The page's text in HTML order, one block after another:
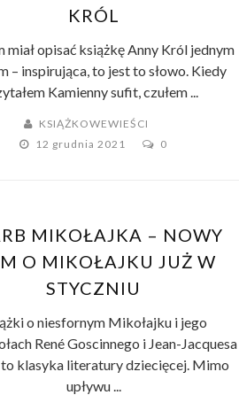
KRÓL
miał opisać książkę Anny Król jednym
– inspirująca, to jest to słowo. Kiedy
Kamienny sufit, czułem ...
KSIĄŻKOWEWIEŚCI
12 grudnia 2021
0
MIKOŁAJKA – NOWY
O MIKOŁAJKU JUŻ W
STYCZNIU
o niesfornym Mikołajku i jego
René Goscinnego i Jean-Jacquesa
to klasyka literatury dziecięcej. Mimo
upływu ...